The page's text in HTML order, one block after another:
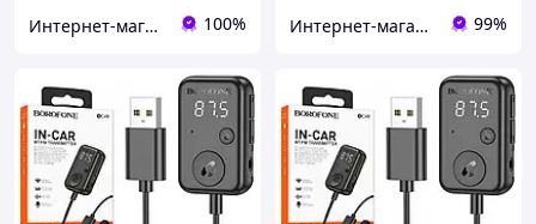
Интернет-магазин "Aux-Market" 100% Интернет-магазин Смарт Хаус 99%